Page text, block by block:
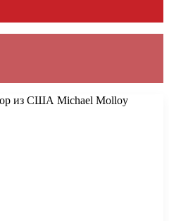
из США Michael Molloy